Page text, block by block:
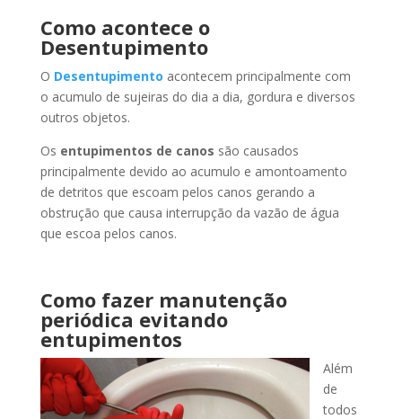
Como acontece o
Desentupimento
O Desentupimento acontecem principalmente com
o acumulo de sujeiras do dia a dia, gordura e diversos
outros objetos.
Os entupimentos de canos são causados
principalmente devido ao acumulo e amontoamento
de detritos que escoam pelos canos gerando a
obstrução que causa interrupção da vazão de água
que escoa pelos canos.
Como fazer manutenção
periódica evitando
entupimentos
Além
de
todos